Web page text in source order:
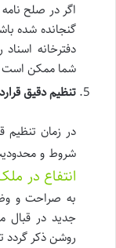
اگر در صلح
گنجانده شده
دفترخانه
شما ممکن است
تنظیم دقیق
در زمان تنظیم
شروط و
انتفاع در
به صراحت و
جدید در قبال
روشن ذکر گردد